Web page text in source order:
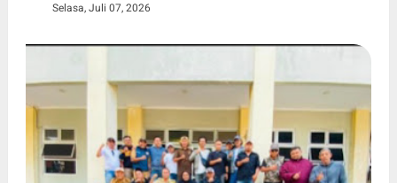
Selasa, Juli 07, 2026